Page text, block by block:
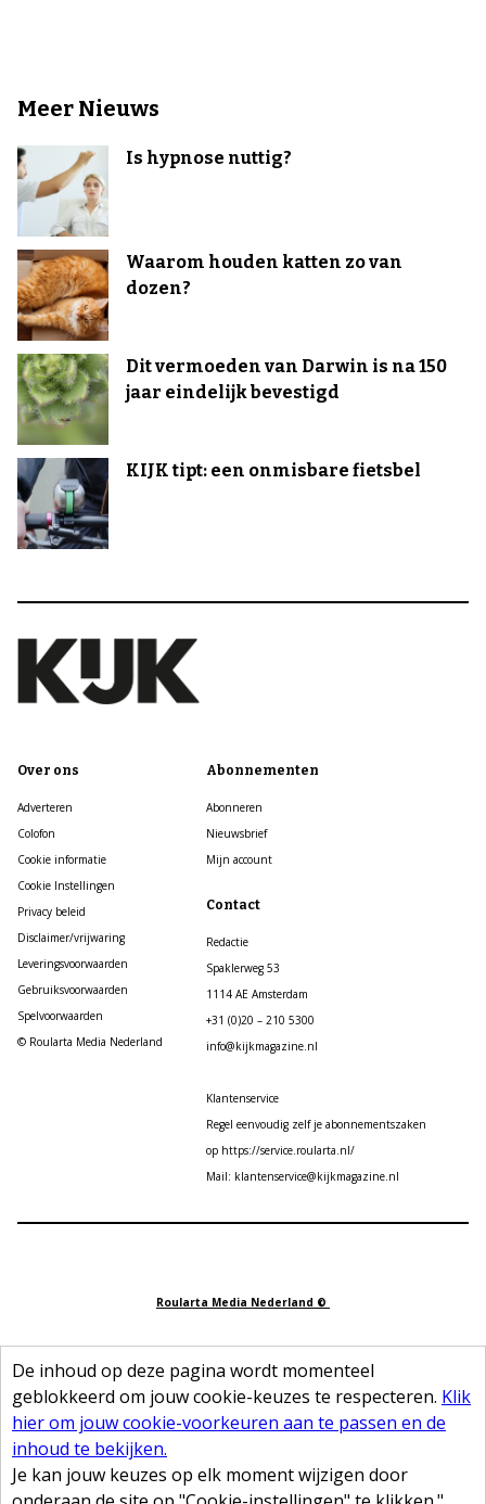
Meer Nieuws
Is hypnose nuttig?
Waarom houden katten zo van
dozen?
Dit vermoeden van Darwin is na 150
jaar eindelijk bevestigd
KIJK tipt: een onmisbare fietsbel
Over ons
Adverteren
Colofon
Cookie informatie
Cookie Instellingen
Privacy beleid
Disclaimer/vrijwaring
Leveringsvoorwaarden
Gebruiksvoorwaarden
Spelvoorwaarden
© Roularta Media Nederland
Abonnementen
Abonneren
Nieuwsbrief
Mijn account
Contact
Redactie
Spaklerweg 53
1114 AE Amsterdam
+31 (0)20 – 210 5300
info@kijkmagazine.nl
Klantenservice
Regel eenvoudig zelf je abonnementszaken
op https://service.roularta.nl/
Mail: klantenservice@kijkmagazine.nl
Roularta Media Nederland ©
De inhoud op deze pagina wordt momenteel
geblokkeerd om jouw cookie-keuzes te respecteren. Klik
hier om jouw cookie-voorkeuren aan te passen en de
inhoud te bekijken.
Je kan jouw keuzes op elk moment wijzigen door